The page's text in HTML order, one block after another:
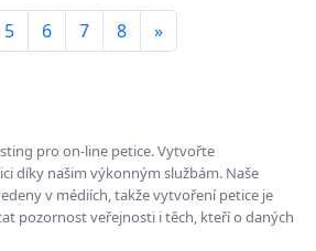
5 6 7 8 »
pro on-line petice. Vytvořte
díky našim výkonným službám. Naše
v médiích, takže vytvoření petice je
pozornost veřejnosti i těch, kteří o daných